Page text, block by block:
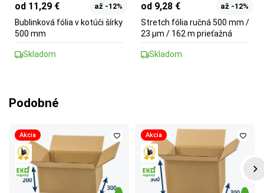
od 11,29 € až -12%
Bublinková fólia v kotúči šírky
500 mm
Skladom
od 9,28 € až -12%
Stretch fólia ručná 500 mm /
23 µm / 162 m prieťažná
Skladom
Podobné
Akcia Akcia